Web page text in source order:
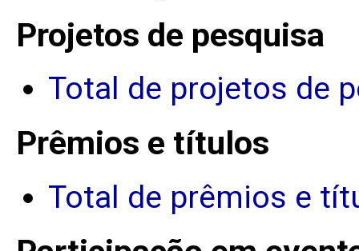
Projetos de pesquisa
Total de projetos de
Prêmios e títulos
Total de prêmios e